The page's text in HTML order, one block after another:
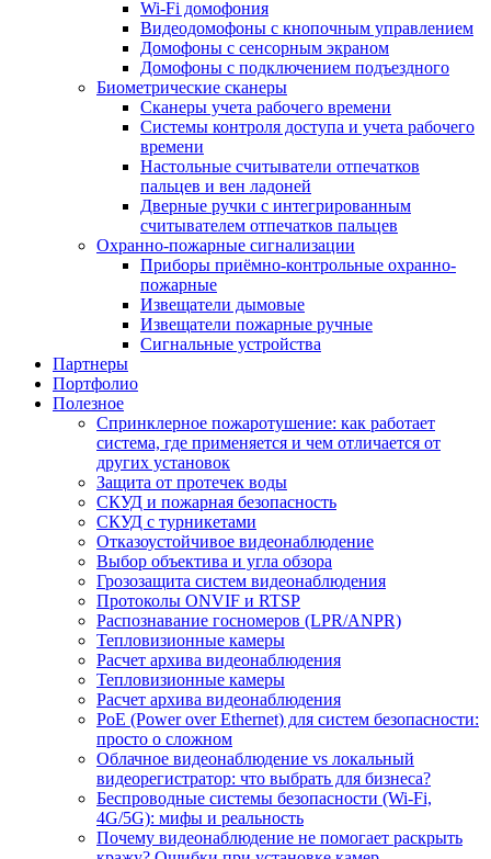
Wi-Fi домофония
Видеодомофоны с кнопочным управлением
Домофоны с сенсорным экраном
Домофоны с подключением подъездного
Биометрические сканеры
Сканеры учета рабочего времени
Системы контроля доступа и учета рабочего
времени
Настольные считыватели отпечатков
пальцев и вен ладоней
Дверные ручки с интегрированным
считывателем отпечатков пальцев
Охранно-пожарные сигнализации
Приборы приёмно-контрольные охранно-
пожарные
Извещатели дымовые
Извещатели пожарные ручные
Сигнальные устройства
Партнеры
Портфолио
Полезное
Спринклерное пожаротушение: как работает
система, где применяется и чем отличается от
других установок
Защита от протечек воды
СКУД и пожарная безопасность
СКУД с турникетами
Отказоустойчивое видеонаблюдение
Выбор объектива и угла обзора
Грозозащита систем видеонаблюдения
Протоколы ONVIF и RTSP
Распознавание госномеров (LPR/ANPR)
Тепловизионные камеры
Расчет архива видеонаблюдения
Тепловизионные камеры
Расчет архива видеонаблюдения
PoE (Power over Ethernet) для систем безопасности:
просто о сложном
Облачное видеонаблюдение vs локальный
видеорегистратор: что выбрать для бизнеса?
Беспроводные системы безопасности (Wi-Fi,
4G/5G): мифы и реальность
Почему видеонаблюдение не помогает раскрыть